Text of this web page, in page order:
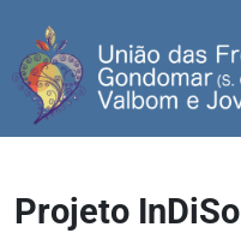
Projeto InDiSo